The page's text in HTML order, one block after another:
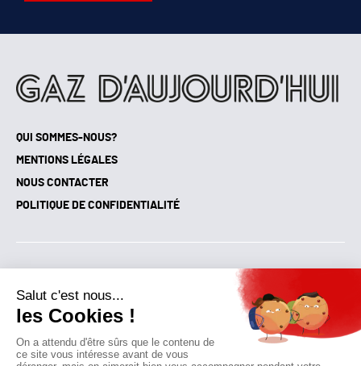
QUI SOMMES-NOUS?
MENTIONS LÉGALES
NOUS CONTACTER
POLITIQUE DE CONFIDENTIALITÉ